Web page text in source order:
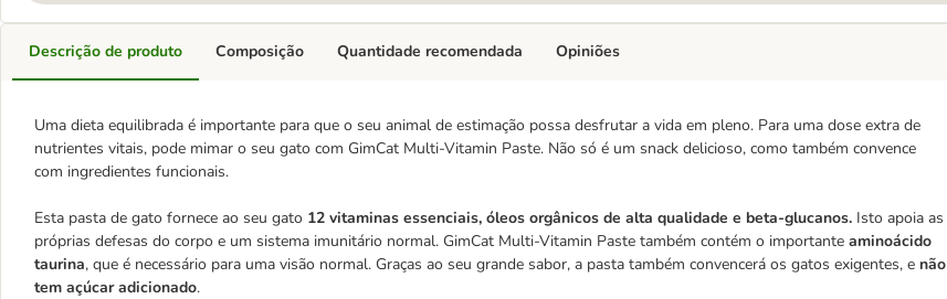
Descrição de produto
Uma dieta equilibrada é importante para que o seu animal de estimação possa desfrutar a vida em pleno. Para uma dose extra de
nutrientes vitais, pode mimar o seu gato com GimCat Multi-Vitamin Paste. Não só é um snack delicioso, como também convence
com ingredientes funcionais.
Esta pasta de gato fornece ao seu gato 12 vitaminas essenciais, óleos orgânicos de alta qualidade e beta-glucanos. Isto apoia as
próprias defesas do corpo e um sistema imunitário normal. GimCat Multi-Vitamin Paste também contém o importante aminoácido
taurina, que é necessário para uma visão normal. Graças ao seu grande sabor, a pasta também convencerá os gatos exigentes, e não
tem açúcar adicionado.
Composição Quantidade recomendada Opiniões